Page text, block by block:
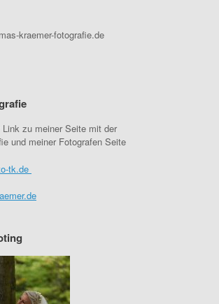
kraemer-fotografie.de
zu meiner Seite mit der
und meiner Fotografen Seite
tk.de